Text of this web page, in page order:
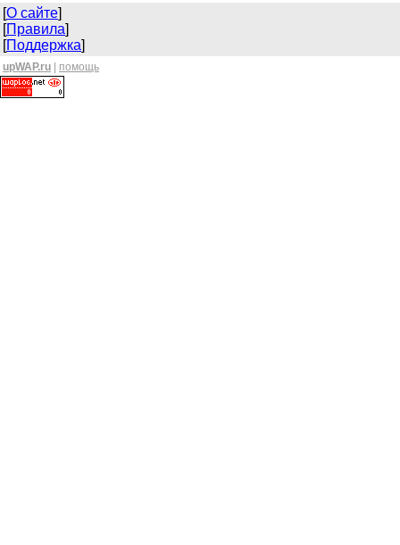
[О сайте]
[Правила]
[Поддержка]
upWAP.ru помощь